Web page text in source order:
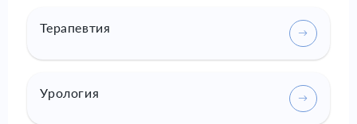
Терапевтия
Урология